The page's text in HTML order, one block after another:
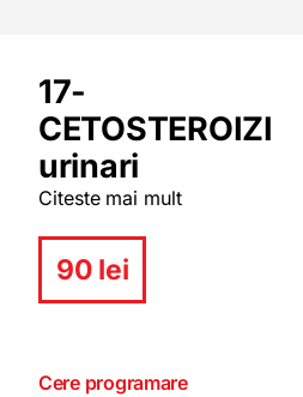
17-
CETOSTEROIZI
urinari
Citeste mai mult
90 lei
Cere programare